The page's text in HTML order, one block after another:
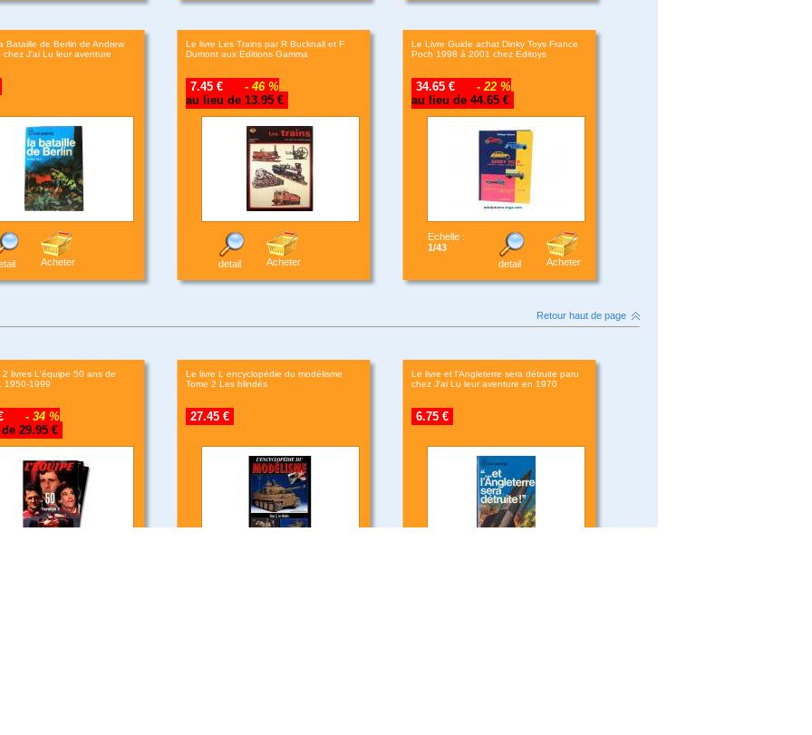
Bataille de Berlin de Andrew
chez J'ai Lu leur aventure
Acheter
Le livre Les Trains par R Bucknall et F
Dumont aux Editions Gamma
7.45 €
- 46 %
au lieu de 13.95 €
detail Acheter
Le Livre Guide achat Dinky Toys France
Poch 1998 à 2001 chez Editoys
34.65 €
- 22 %
au lieu de 44.65 €
Echelle :
1/43
detail
Acheter
Retour haut de page
2 livres L'équipe 50 ans de
1950-1999
€
- 34 %
29.95 €
Le livre L encyclopédie du modélisme
Tome 2 Les blindés
27.45 €
Le livre et l'Angleterre sera détruite paru
chez J'ai Lu leur aventure en 1970
6.75 €